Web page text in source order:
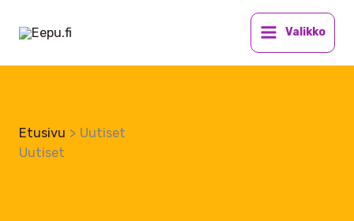
sisältöön
Valikko
Etusivu
Uutiset
Uutiset